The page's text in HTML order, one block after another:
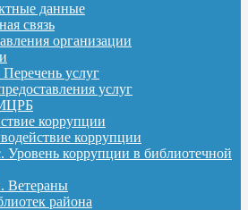
данные
связь
организации
услуг
услуг
коррупции
коррупции
Уровень коррупции в библиотечной
Ветераны
района